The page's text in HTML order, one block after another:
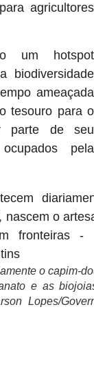
agricultores
um hotspot
biodiversidade
ameaçada
tesouro para o
parte de seu
pela
o capim-
e as
Lopes/